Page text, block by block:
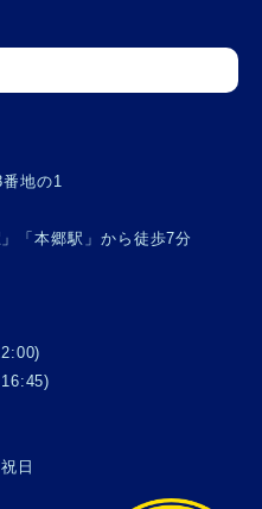
地の1
「本郷駅」から徒歩7分
日